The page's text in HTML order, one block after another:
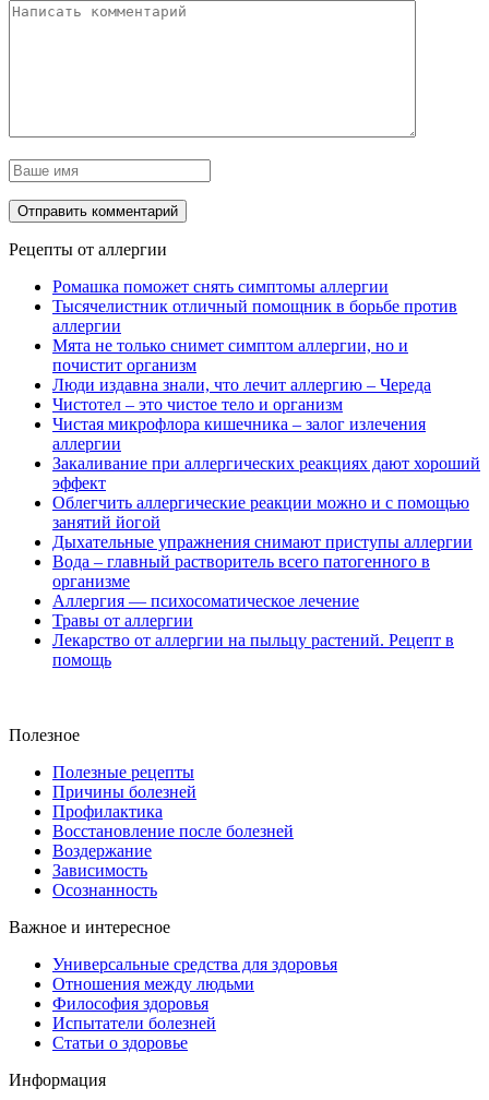
Рецепты от аллергии
Ромашка поможет снять симптомы аллергии
Тысячелистник отличный помощник в борьбе против
аллергии
Мята не только снимет симптом аллергии, но и
почистит организм
Люди издавна знали, что лечит аллергию – Череда
Чистотел – это чистое тело и организм
Чистая микрофлора кишечника – залог излечения
аллергии
Закаливание при аллергических реакциях дают хороший
эффект
Облегчить аллергические реакции можно и с помощью
занятий йогой
Дыхательные упражнения снимают приступы аллергии
Вода – главный растворитель всего патогенного в
организме
Аллергия — психосоматическое лечение
Травы от аллергии
Лекарство от аллергии на пыльцу растений. Рецепт в
помощь
Полезное
Полезные рецепты
Причины болезней
Профилактика
Восстановление после болезней
Воздержание
Зависимость
Осознанность
Важное и интересное
Универсальные средства для здоровья
Отношения между людьми
Философия здоровья
Испытатели болезней
Статьи о здоровье
Информация